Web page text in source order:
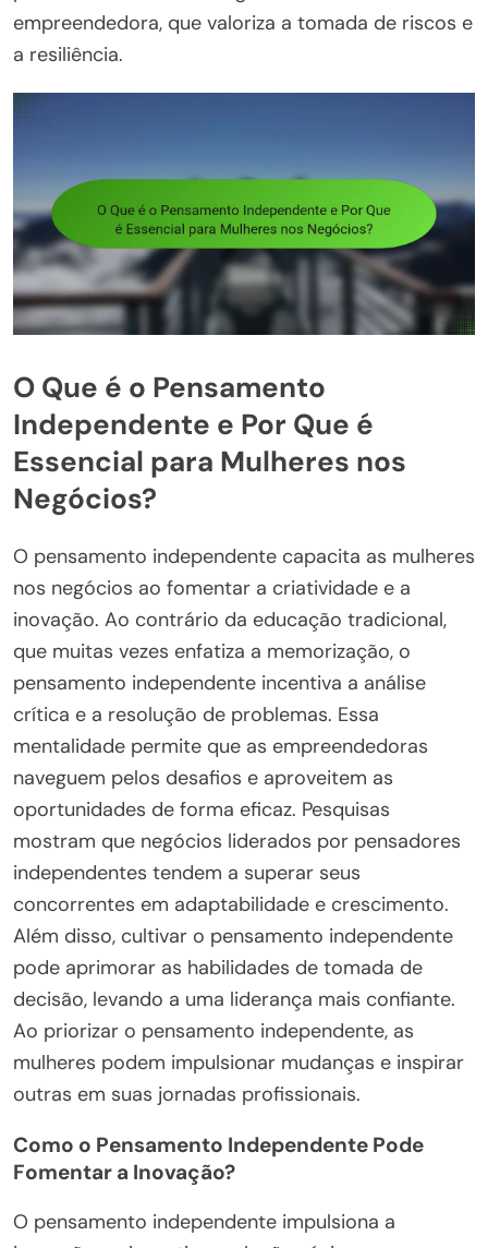
empreendedora, que valoriza a tomada de riscos e
a resiliência.
O Que é o Pensamento
Independente e Por Que é
Essencial para Mulheres nos
Negócios?
O pensamento independente capacita as mulheres
nos negócios ao fomentar a criatividade e a
inovação. Ao contrário da educação tradicional,
que muitas vezes enfatiza a memorização, o
pensamento independente incentiva a análise
crítica e a resolução de problemas. Essa
mentalidade permite que as empreendedoras
naveguem pelos desafios e aproveitem as
oportunidades de forma eficaz. Pesquisas
mostram que negócios liderados por pensadores
independentes tendem a superar seus
concorrentes em adaptabilidade e crescimento.
Além disso, cultivar o pensamento independente
pode aprimorar as habilidades de tomada de
decisão, levando a uma liderança mais confiante.
Ao priorizar o pensamento independente, as
mulheres podem impulsionar mudanças e inspirar
outras em suas jornadas profissionais.
Como o Pensamento Independente Pode
Fomentar a Inovação?
O pensamento independente impulsiona a